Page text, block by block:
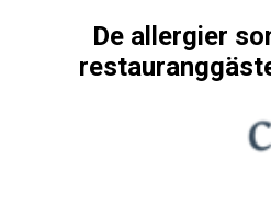
De allergier